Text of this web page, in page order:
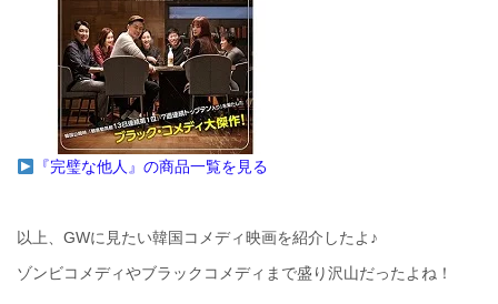
『完璧な他人』の商品一覧を見る
以上、GWに見たい韓国コメディ映画を紹介したよ♪
ゾンビコメディやブラックコメディまで盛り沢山だったよね！